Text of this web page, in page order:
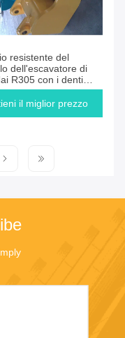
resistente del
dell'escavatore di
R305 con i denti
della tigre
il miglior prezzo